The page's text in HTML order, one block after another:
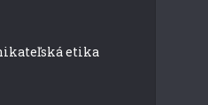
etika